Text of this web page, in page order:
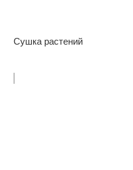
Сушка растений